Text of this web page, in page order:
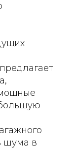
шума в